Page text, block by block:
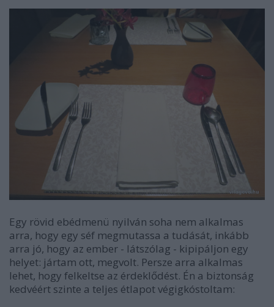
Egy rövid ebédmenü nyilván soha nem alkalmas
arra, hogy egy séf megmutassa a tudását, inkább
arra jó, hogy az ember - látszólag - kipipáljon egy
helyet: jártam ott, megvolt. Persze arra alkalmas
lehet, hogy felkeltse az érdeklődést. Én a biztonság
kedvéért szinte a teljes étlapot végigkóstoltam: